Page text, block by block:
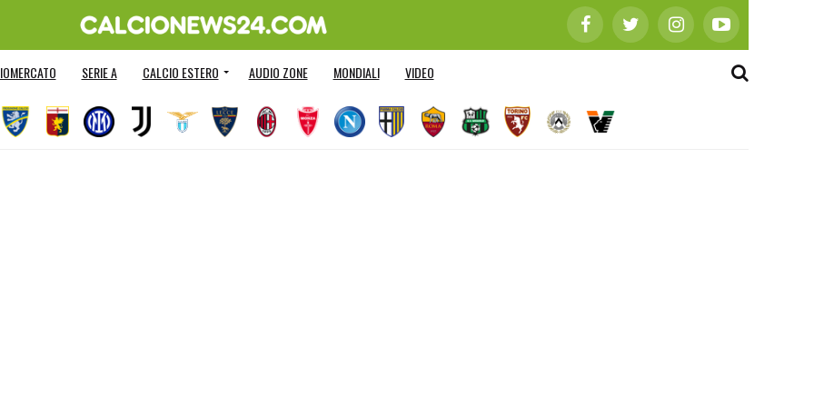
SERIE A CALCIO ESTERO AUDIO ZONE MONDIALI VIDEO